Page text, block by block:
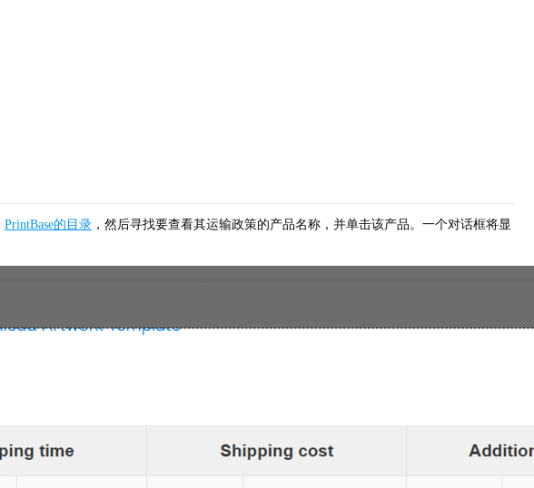
PrintBase的目录 ，然后寻找要查看其运输政策的产品名称，并单击该产品。一个对话框将显